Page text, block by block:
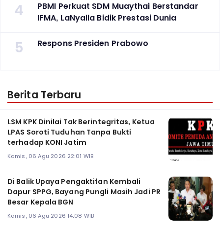
4
PBMI Perkuat SDM Muaythai Berstandar
IFMA, LaNyalla Bidik Prestasi Dunia
5 Respons Presiden Prabowo
Berita Terbaru
LSM KPK Dinilai Tak Berintegritas, Ketua
LPAS Soroti Tuduhan Tanpa Bukti
terhadap KONI Jatim
Kamis, 06 Agu 2026 22:01 WIB
Di Balik Upaya Pengaktifan Kembali
Dapur SPPG, Bayang Pungli Masih Jadi PR
Besar Kepala BGN
Kamis, 06 Agu 2026 14:08 WIB